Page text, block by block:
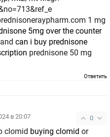
1 mg
5mg over the counter
can i buy prednisone
prednisone 50 mg
Ответить
0
в 20:07
clomid buying clomid or